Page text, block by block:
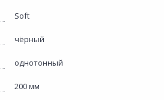
Soft
чёрный
однотонный
200 мм